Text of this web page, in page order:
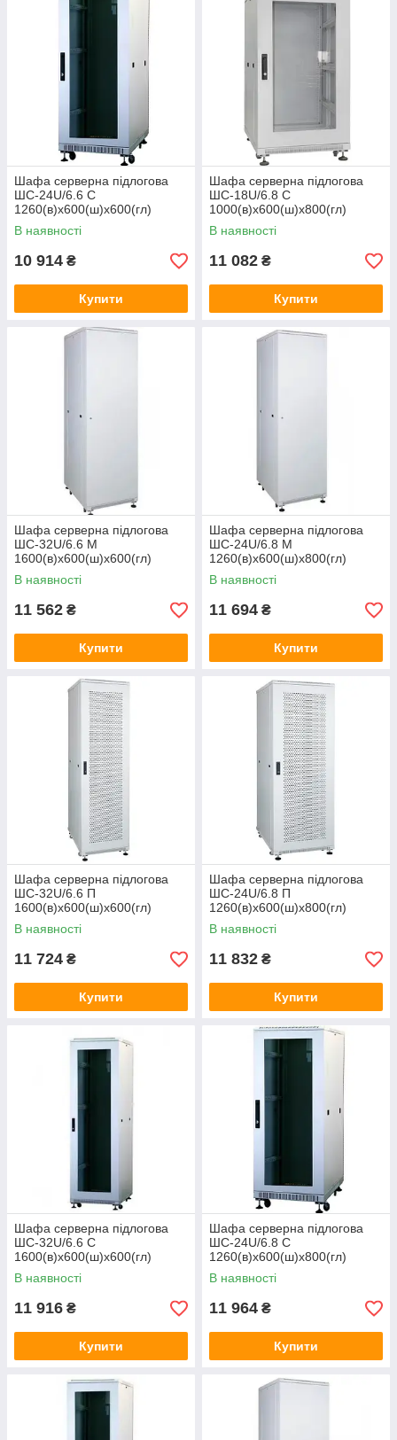
Шафа серверна підлогова
ШС-24U/6.6 C
1260(в)х600(ш)х600(гл)
В наявності
10 914 ₴
Купити
Шафа серверна підлогова
ШС-18U/6.8 C
1000(в)х600(ш)х800(гл)
В наявності
11 082 ₴
Купити
Шафа серверна підлогова
ШС-32U/6.6 М
1600(в)х600(ш)х600(гл)
В наявності
11 562 ₴
Купити
Шафа серверна підлогова
ШС-24U/6.8 М
1260(в)х600(ш)х800(гл)
В наявності
11 694 ₴
Купити
Шафа серверна підлогова
ШС-32U/6.6 П
1600(в)х600(ш)х600(гл)
В наявності
11 724 ₴
Купити
Шафа серверна підлогова
ШС-24U/6.8 П
1260(в)х600(ш)х800(гл)
В наявності
11 832 ₴
Купити
Шафа серверна підлогова
ШС-32U/6.6 C
1600(в)х600(ш)х600(гл)
В наявності
11 916 ₴
Купити
Шафа серверна підлогова
ШС-24U/6.8 C
1260(в)х600(ш)х800(гл)
В наявності
11 964 ₴
Купити